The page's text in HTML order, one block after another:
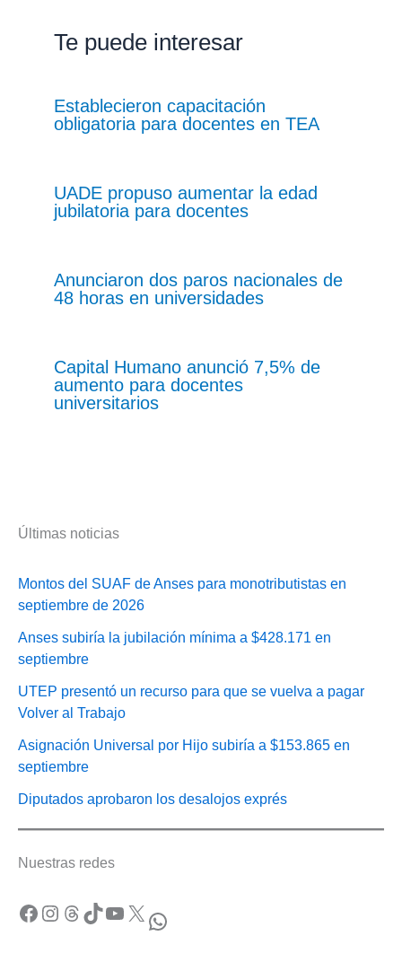
Te puede interesar
Establecieron capacitación
obligatoria para docentes en TEA
UADE propuso aumentar la edad
jubilatoria para docentes
Anunciaron dos paros nacionales de
48 horas en universidades
Capital Humano anunció 7,5% de
aumento para docentes
universitarios
Últimas noticias
Montos del SUAF de Anses para monotributistas en
septiembre de 2026
Anses subiría la jubilación mínima a $428.171 en
septiembre
UTEP presentó un recurso para que se vuelva a pagar
Volver al Trabajo
Asignación Universal por Hijo subiría a $153.865 en
septiembre
Diputados aprobaron los desalojos exprés
Nuestras redes
Facebook Instagram Threads TikTok YouTube X WhatsApp